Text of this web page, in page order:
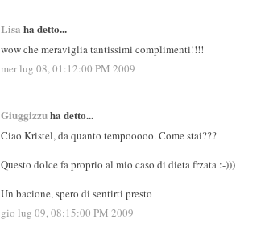
Lisa ha detto...
wow che meraviglia tantissimi complimenti!!!!
mer lug 08, 01:12:00 PM 2009
Giuggizzuha detto...
Ciao Kristel, da quanto tempooooo. Come stai???
Questo dolce fa proprio al mio caso di dieta frzata :-)))
Un bacione, spero di sentirti presto
gio lug 09, 08:15:00 PM 2009